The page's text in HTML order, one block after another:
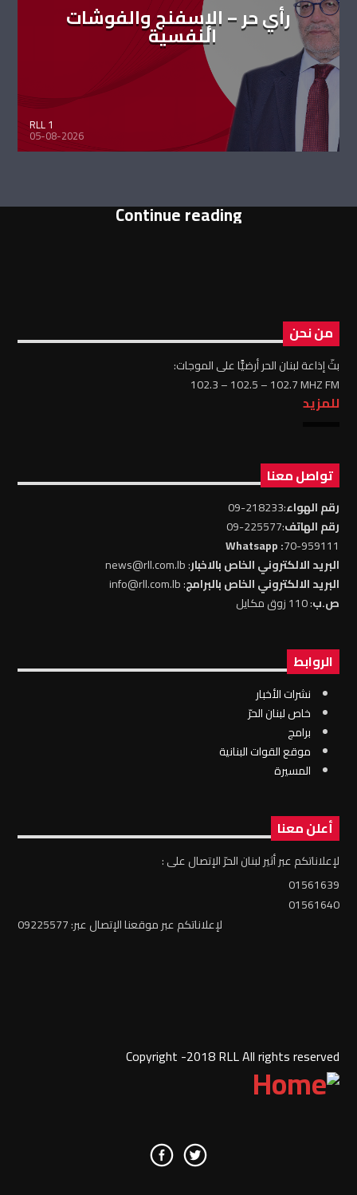
رأي حر – الإسفنج والفوشات
النفسية
RLL 1
05-08-2026
Continue reading
من نحن
بثّ إذاعة لبنان الحر أرضيًّا على الموجات:
102.3 – 102.5 – 102.7 MHZ FM
للمزيد
تواصل معنا
رقم الهواء:218233-09
رقم الهاتف:225577-09
70-959111
: Whatsapp
البريد الالكتروني الخاص بالاخبار: news@rll.com.lb
البريد الالكتروني الخاص بالبرامج: info@rll.com.lb
ص.ب: 110 زوق مكايل
الروابط
نشرات الأخبار
خاص لبنان الحرّ
برامج
موقع القوات البنانية
المسيرة
أعلن معنا
لإعلاناتكم عبر أثير لبنان الحرّ الإتصال على :
01561639
01561640
لإعلاناتكم عبر موقعنا الإتصال عبر: 09225577
Copyright -2018 RLL All rights reserved